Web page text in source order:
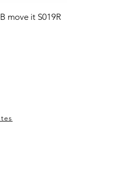
move it S019R